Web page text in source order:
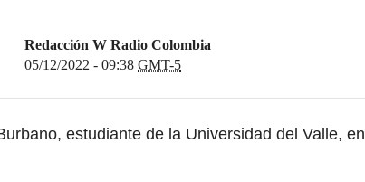
Redacción W Radio Colombia
05/12/2022 - 09:38 GMT-5
estudiante de la Universidad del Valle, en